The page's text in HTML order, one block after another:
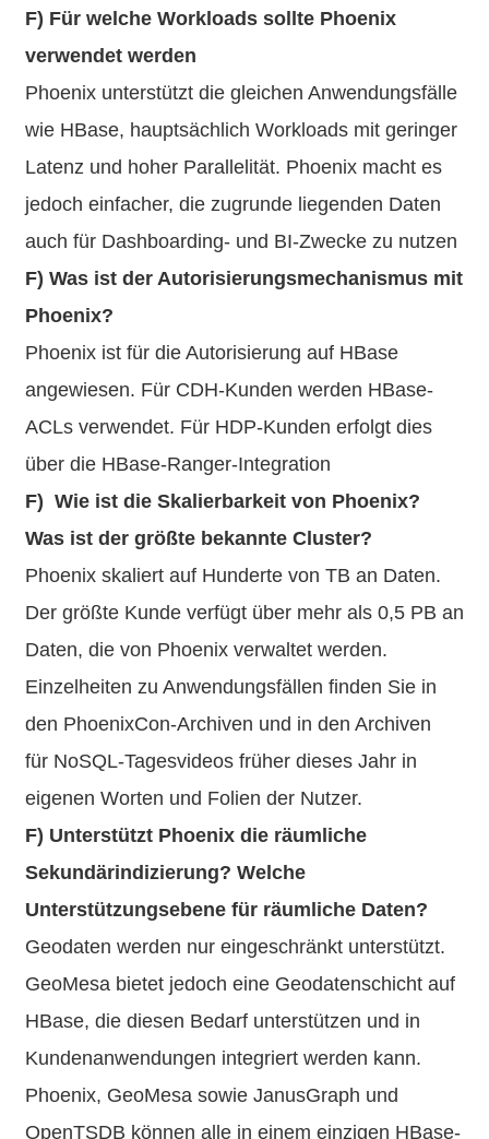
F) Für welche Workloads sollte Phoenix
verwendet werden
Phoenix unterstützt die gleichen Anwendungsfälle
wie HBase, hauptsächlich Workloads mit geringer
Latenz und hoher Parallelität. Phoenix macht es
jedoch einfacher, die zugrunde liegenden Daten
auch für Dashboarding- und BI-Zwecke zu nutzen
F) Was ist der Autorisierungsmechanismus mit
Phoenix?
Phoenix ist für die Autorisierung auf HBase
angewiesen. Für CDH-Kunden werden HBase-
ACLs verwendet. Für HDP-Kunden erfolgt dies
über die HBase-Ranger-Integration
F) Wie ist die Skalierbarkeit von Phoenix?
Was ist der größte bekannte Cluster?
Phoenix skaliert auf Hunderte von TB an Daten.
Der größte Kunde verfügt über mehr als 0,5 PB an
Daten, die von Phoenix verwaltet werden.
Einzelheiten zu Anwendungsfällen finden Sie in
den PhoenixCon-Archiven und in den Archiven
für NoSQL-Tagesvideos früher dieses Jahr in
eigenen Worten und Folien der Nutzer.
F) Unterstützt Phoenix die räumliche
Sekundärindizierung? Welche
Unterstützungsebene für räumliche Daten?
Geodaten werden nur eingeschränkt unterstützt.
GeoMesa bietet jedoch eine Geodatenschicht auf
HBase, die diesen Bedarf unterstützen und in
Kundenanwendungen integriert werden kann.
Phoenix, GeoMesa sowie JanusGraph und
OpenTSDB können alle in einem einzigen HBase-